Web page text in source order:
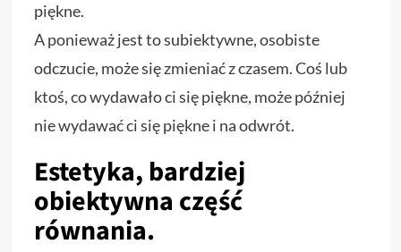
piękne.
A ponieważ jest to subiektywne, osobiste
odczucie, może się zmieniać z czasem. Coś lub
ktoś, co wydawało ci się piękne, może później
nie wydawać ci się piękne i na odwrót.
Estetyka, bardziej
obiektywna część
równania.